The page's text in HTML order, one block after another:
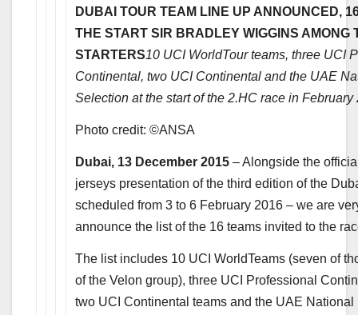
DUBAI TOUR TEAM LINE UP ANNOUNCED,
THE START SIR BRADLEY WIGGINS AMONG
STARTERS10 UCI WorldTour teams, three UCI
Continental, two UCI Continental and the UAE
Selection at the start of the 2.HC race in February
Photo credit: ©ANSA
Dubai, 13 December 2015– Alongside the
jerseys presentation of the third edition of the
scheduled from 3 to 6 February 2016 – we are
announce the list of the 16 teams invited to the
The list includes 10 UCI WorldTeams (seven of
of the Velon group), three UCI Professional
two UCI Continental teams and the UAE National